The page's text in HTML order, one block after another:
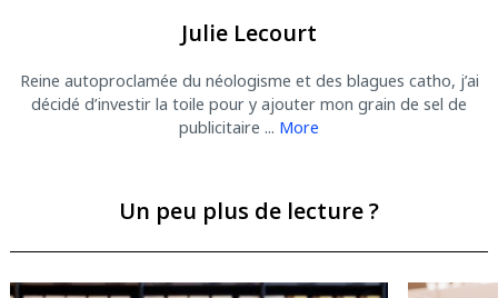
Julie Lecourt
Reine autoproclamée du néologisme et des blagues catho, j’ai
décidé d’investir la toile pour y ajouter mon grain de sel de
publicitaire ... More
Un peu plus de lecture ?